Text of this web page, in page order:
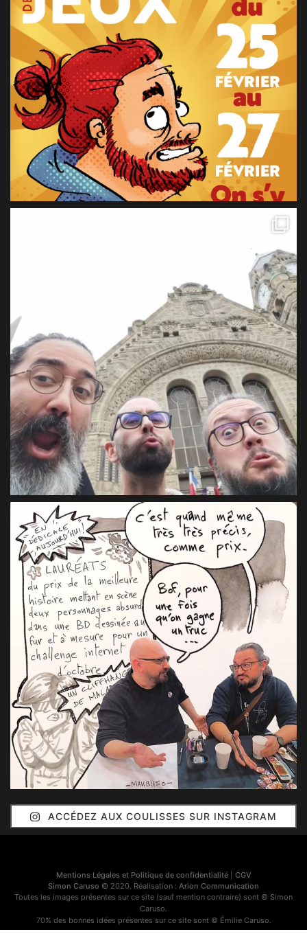
ACCÉDEZ AUX COULISSES SUR INSTAGRAM
Mentions Légales et Politique de confidentialité| CGV
Simon Caruso © 2020. Réalisation : Arion Communication
Toutes les images présentes sur ce site (sauf mention contraire) sont © Simon
Caruso.
70% des bonnes idées présentes sur ce site sont © Émilie Caruso.